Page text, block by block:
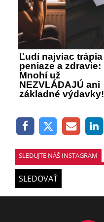
Ľudí najviac trápia
peniaze a zdravie:
Mnohí už
NEZVLÁDAJÚ ani
základné výdavky!
SLEDUJTE NÁŠ INSTAGRAM
SLEDOVAŤ